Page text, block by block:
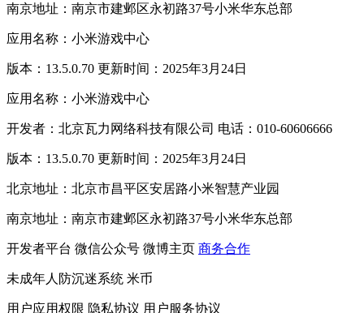
南京地址：南京市建邺区永初路37号小米华东总部
应用名称：小米游戏中心
版本：13.5.0.70 更新时间：2025年3月24日
应用名称：小米游戏中心
开发者：北京瓦力网络科技有限公司 电话：010-60606666
版本：13.5.0.70 更新时间：2025年3月24日
北京地址：北京市昌平区安居路小米智慧产业园
南京地址：南京市建邺区永初路37号小米华东总部
开发者平台 微信公众号 微博主页 商务合作
未成年人防沉迷系统 米币
用户应用权限 隐私协议 用户服务协议